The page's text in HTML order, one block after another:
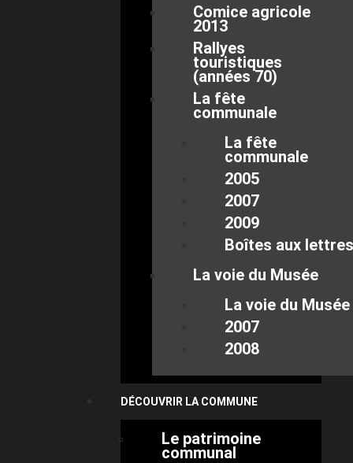
Comice agricole
2013
Rallyes
touristiques
(années 70)
La fête
communale
La fête
communale
2005
2007
2009
Boîtes aux lettres
La voie du Musée
La voie du Musée
2007
2008
DÉCOUVRIR LA COMMUNE
Le patrimoine
communal